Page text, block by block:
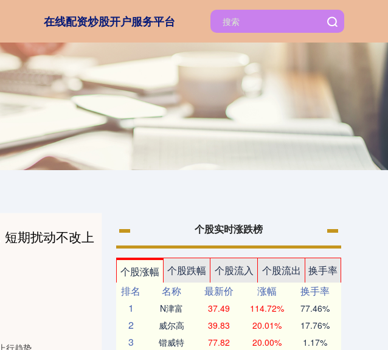
在线配资炒股开户服务平台
期扰动不改上
个股实时涨跌榜
个股涨幅 个股跌幅 个股流入 个股流出
换手率
排名
名称 最新价 涨幅
换手率
1
N津富 37.49 114.72% 77.46%
2 威尔高 39.83 20.01% 17.76%
3 锴威特 77.82 20.00% 1.17%